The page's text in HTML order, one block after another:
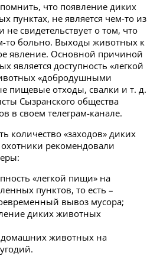
что появление диких
пунктах, не является чем-то из
свидетельствует о том, что
то больно. Выходы животных к
явление. Основной причиной
является доступность «легкой
«добродушными
пищевые отходы, свалки и т. д.
Сызранского общества
в своем телеграм-канале.
количество «заходов» диких
рекомендовали
«легкой пищи» на
пунктов, то есть –
вывоз мусора;
диких животных
домашних животных на